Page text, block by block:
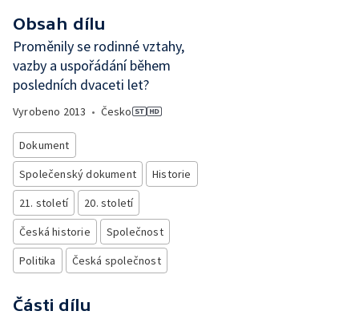
Obsah dílu
Proměnily se rodinné vztahy,
vazby a uspořádání během
posledních dvaceti let?
Vyrobeno 2013 • Česko
Dokument
Společenský dokument
Historie
21. století
20. století
Česká historie
Společnost
Politika
Česká společnost
Části dílu